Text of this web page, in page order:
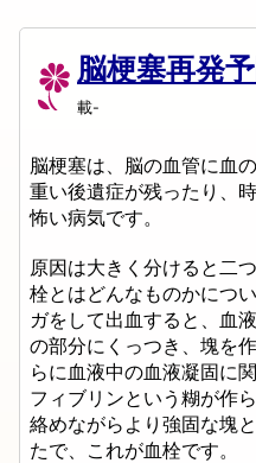
脳梗塞再発
載-
脳梗塞は、脳の血管に血
重い後遺症が残ったり、
怖い病気です。
原因は大きく分けると二
栓とはどんなものかにつ
ガをして出血すると、血
の部分にくっつき、塊を
らに血液中の血液凝固に
フィブリンという糊が作
絡めながらより強固な塊
たで、これが血栓です。